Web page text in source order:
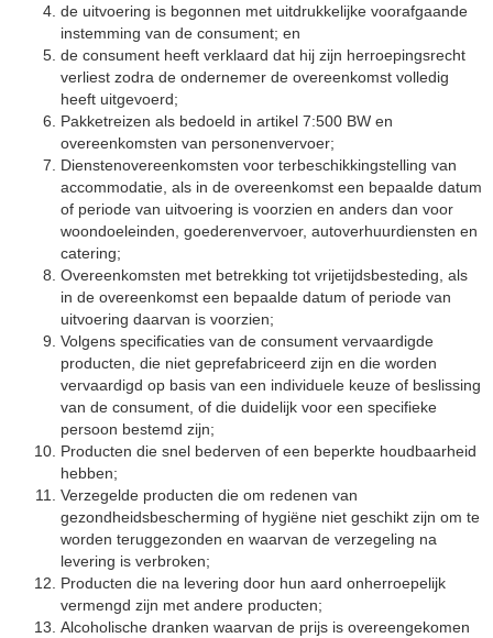
de uitvoering is begonnen met uitdrukkelijke voorafgaande
instemming van de consument; en
de consument heeft verklaard dat hij zijn herroepingsrecht
verliest zodra de ondernemer de overeenkomst volledig
heeft uitgevoerd;
Pakketreizen als bedoeld in artikel 7:500 BW en
overeenkomsten van personenvervoer;
Dienstenovereenkomsten voor terbeschikkingstelling van
accommodatie, als in de overeenkomst een bepaalde datum
of periode van uitvoering is voorzien en anders dan voor
woondoeleinden, goederenvervoer, autoverhuurdiensten en
catering;
Overeenkomsten met betrekking tot vrijetijdsbesteding, als
in de overeenkomst een bepaalde datum of periode van
uitvoering daarvan is voorzien;
Volgens specificaties van de consument vervaardigde
producten, die niet geprefabriceerd zijn en die worden
vervaardigd op basis van een individuele keuze of beslissing
van de consument, of die duidelijk voor een specifieke
persoon bestemd zijn;
Producten die snel bederven of een beperkte houdbaarheid
hebben;
Verzegelde producten die om redenen van
gezondheidsbescherming of hygiëne niet geschikt zijn om te
worden teruggezonden en waarvan de verzegeling na
levering is verbroken;
Producten die na levering door hun aard onherroepelijk
vermengd zijn met andere producten;
Alcoholische dranken waarvan de prijs is overeengekomen